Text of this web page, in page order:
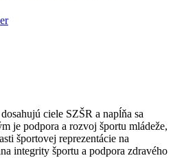
ciele SZŠR a napĺňa sa
je podpora a rozvoj športu mládeže,
športovej reprezentácie na
integrity športu a podpora zdravého